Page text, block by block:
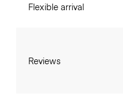
Flexible arrival
Reviews